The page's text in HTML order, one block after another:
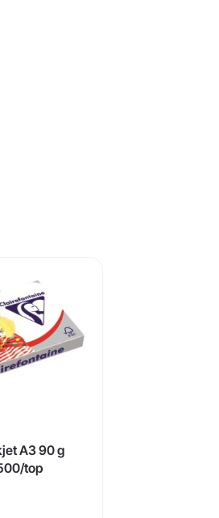
A3 90 g
top